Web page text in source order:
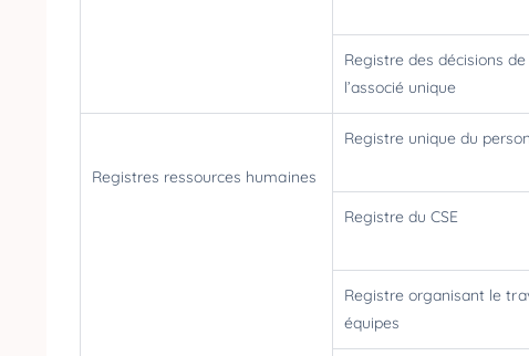
Registre des décisions de
l’associé unique
Registres ressources humaines
Registre unique du
Registre du CSE
Registre organisant le
équipes